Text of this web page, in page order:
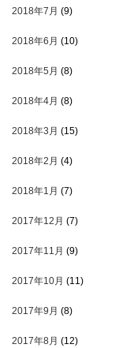
2018年7月 (9)
2018年6月 (10)
2018年5月 (8)
2018年4月 (8)
2018年3月 (15)
2018年2月 (4)
2018年1月 (7)
2017年12月 (7)
2017年11月 (9)
2017年10月 (11)
2017年9月 (8)
2017年8月 (12)